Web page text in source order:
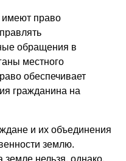
право
обращения в
местного
обеспечивает
гражданина на
и их объединения
землю.